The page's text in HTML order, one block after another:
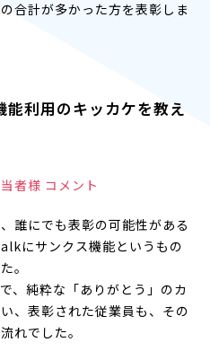
合計が多かった方を表彰しま
利用のキッカケを教え
者様 コメント
誰にでも表彰の可能性がある
にサンクス機能というもの
。
、純粋な「ありがとう」のカ
、表彰された従業員も、その
れでした。